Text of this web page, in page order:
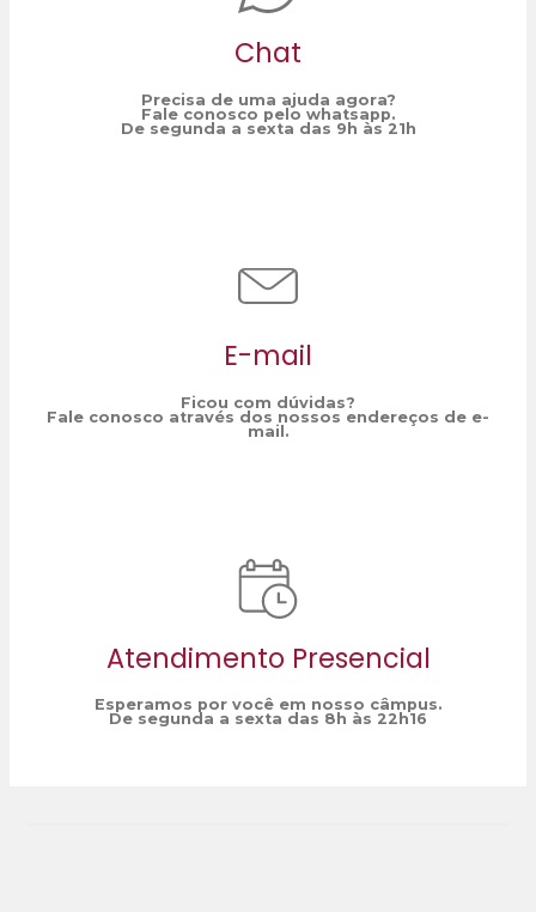
Chat
Precisa de uma ajuda agora?
Fale conosco pelo whatsapp.
De segunda a sexta das 9h às 21h
E-mail
Ficou com dúvidas?
Fale conosco através dos nossos endereços de e-
mail.
Atendimento Presencial
Esperamos por você em nosso câmpus.
De segunda a sexta das 8h às 22h16